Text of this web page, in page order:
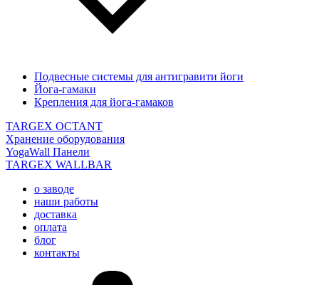
Подвесные системы для антигравити йоги
Йога-гамаки
Крепления для йога-гамаков
TARGEX OCTANT
Хранение оборудования
YogaWall Панели
TARGEX WALLBAR
о заводе
наши работы
доставка
оплата
блог
контакты